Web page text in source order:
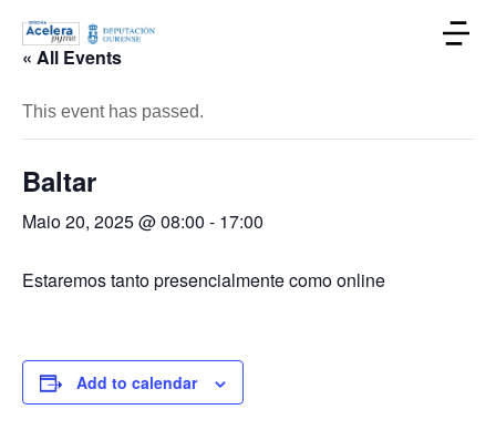
« All Events
This event has passed.
Baltar
Maio 20, 2025 @ 08:00 - 17:00
Estaremos tanto presencialmente como online
Add to calendar